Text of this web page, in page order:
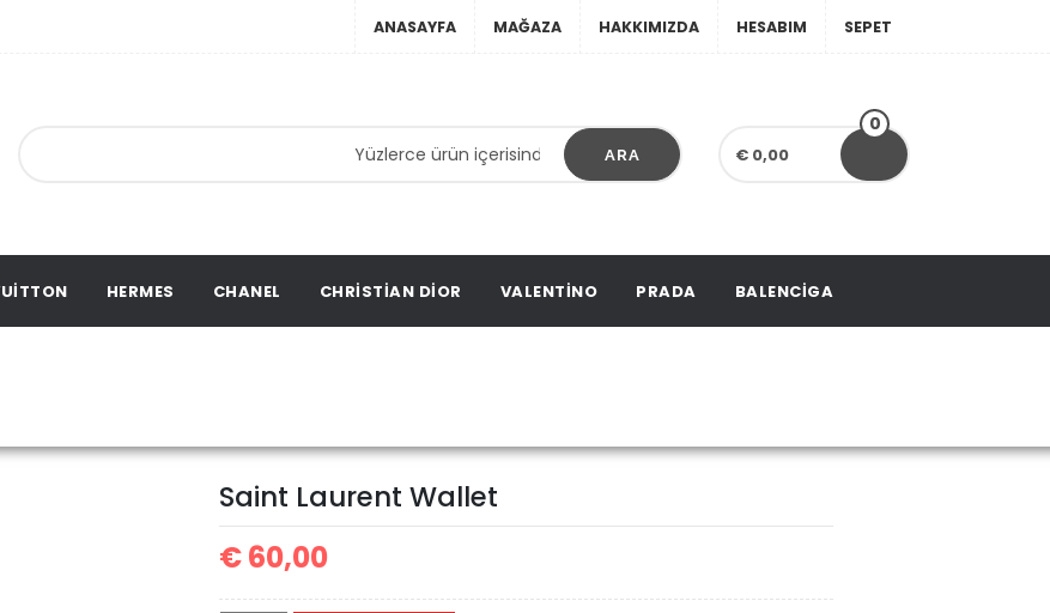
ANASAYFA MAĞAZA HAKKIMIZDA HESABIM SEPET
ARA € 0,00
0
HERMES CHANEL CHRISTIAN DIOR VALENTINO PRADA BALENCIGA
Saint Laurent Wallet
€60,00